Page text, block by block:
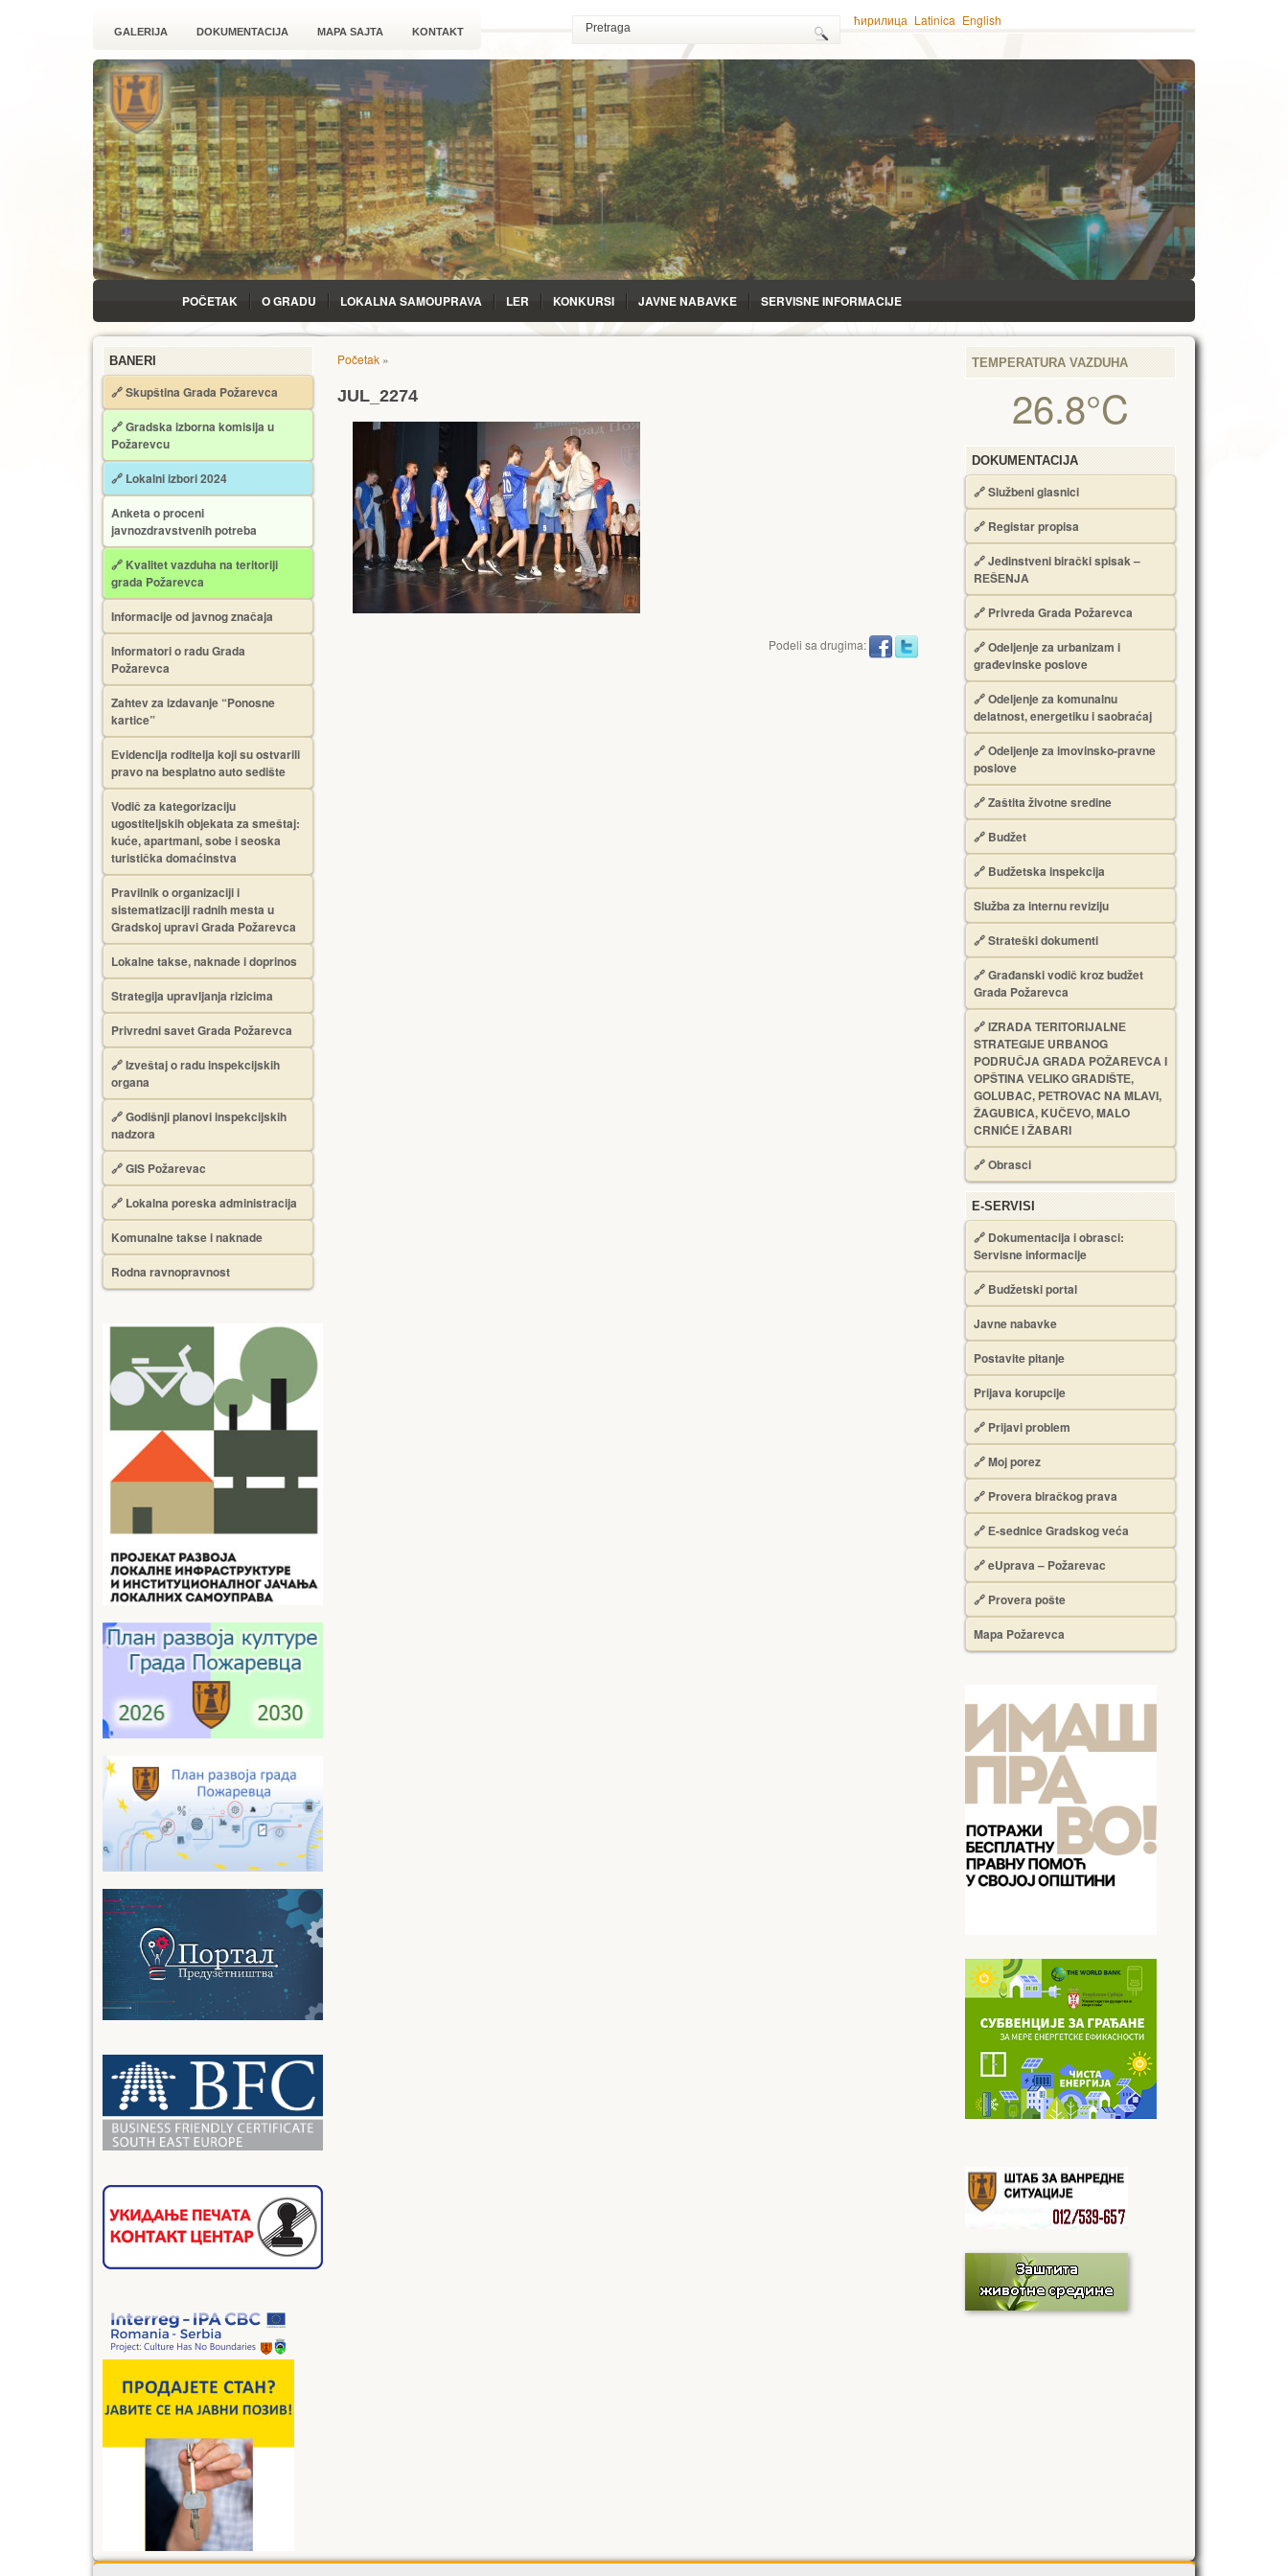
GALERIJA DOKUMENTACIJA MAPA SAJTA KONTAKT
ћирилица Latinica English
POČETAK O GRADU LOKALNA SAMOUPRAVA LЕR KONKURSI JAVNE NABAVKE SERVISNE INFORMACIJE
BANERI
🔗 Skupština Grada Požarevca
🔗Gradska izborna komisija u
Požarevcu
🔗 Lokalni izbori 2024
Anketa o proceni
javnozdravstvenih potreba
🔗 Kvalitet vazduha na teritoriji
grada Požarevca
Informacije od javnog značaja
Informatori o radu Grada
Požarevca
Zahtev za izdavanje “Ponosne
kartice”
Еvidencija roditelja koji su ostvarili
pravo na besplatno auto sedište
Vodič za kategorizaciju
ugostiteljskih objekata za smeštaj:
kuće, apartmani, sobe i seoska
turistička domaćinstva
Pravilnik o organizaciji i
sistematizaciji radnih mesta u
Gradskoj upravi Grada Požarevca
Lokalne takse, naknade i doprinos
Strategija upravljanja rizicima
Privredni savet Grada Požarevca
🔗Izveštaj o radu inspekcijskih
organa
🔗Godišnji planovi inspekcijskih
nadzora
🔗 GIS Požarevac
🔗 Lokalna poreska administracija
Komunalne takse i naknade
Rodna ravnopravnost
Početak »
JUL_2274
Podeli sa drugima:
TEMPERATURA VAZDUHA
26.8°C
DOKUMENTACIJA
🔗Službeni glasnici
🔗 Registar propisa
🔗Jedinstveni birački spisak –
RЕŠЕNJA
🔗 Privreda Grada Požarevca
🔗Odeljenje za urbanizam i
građevinske poslove
🔗Odeljenje za komunalnu
delatnost, energetiku i saobraćaj
🔗Odeljenje za imovinsko-pravne
poslove
🔗Zaštita životne sredine
🔗 Budžet
🔗 Budžetska inspekcija
Služba za internu reviziju
🔗Strateški dokumenti
🔗Građanski vodič kroz budžet
Grada Požarevca
🔗IZRADA TЕRITORIJALNЕ
STRATЕGIJЕ URBANOG
PODRUČJA GRADA POŽARЕVCA I
OPŠTINA VЕLIKO GRADIŠTЕ,
GOLUBAC, PЕTROVAC NA MLAVI,
ŽAGUBICA, KUČЕVO, MALO
CRNIĆЕ I ŽABARI
🔗Obrasci
Е-SERVISI
🔗 Dokumentacija i obrasci:
Servisne informacije
🔗 Budžetski portal
Javne nabavke
Postavite pitanje
Prijava korupcije
🔗 Prijavi problem
🔗 Moj porez
🔗 Provera biračkog prava
🔗 Е-sednice Gradskog veća
🔗 eUprava – Požarevac
🔗 Provera pošte
Mapa Požarevca